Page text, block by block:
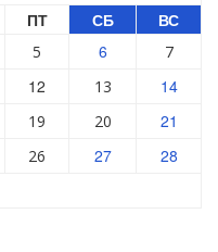
ПТ СБ ВС
5 6
7
12 13 14
19 20 21
26 27 28